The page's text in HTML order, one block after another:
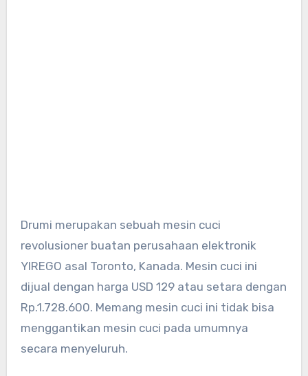
Drumi merupakan sebuah mesin cuci
revolusioner buatan perusahaan elektronik
YIREGO asal Toronto, Kanada. Mesin cuci ini
dijual dengan harga USD 129 atau setara dengan
Rp.1.728.600. Memang mesin cuci ini tidak bisa
menggantikan mesin cuci pada umumnya
secara menyeluruh.